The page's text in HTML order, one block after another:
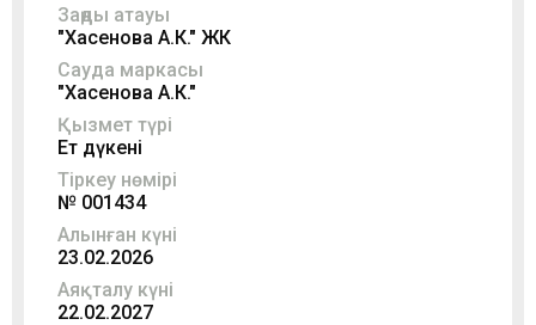
Заңды атауы
"Хасенова А.К." ЖК
Сауда маркасы
"Хасенова А.К."
Қызмет түрі
Ет дүкені
Тіркеу нөмірі
№ 001434
Алынған күні
23.02.2026
Аяқталу күні
22.02.2027